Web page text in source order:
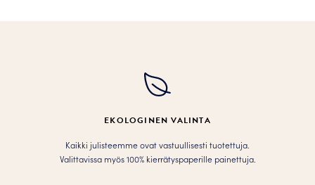
tehdä
valinnat
tuotteen
EKOLOGINEN VALINTA
Kaikki julisteemme ovat vastuullisesti tuotettuja.
Valittavissa myös 100% kierrätyspaperille painettuja.